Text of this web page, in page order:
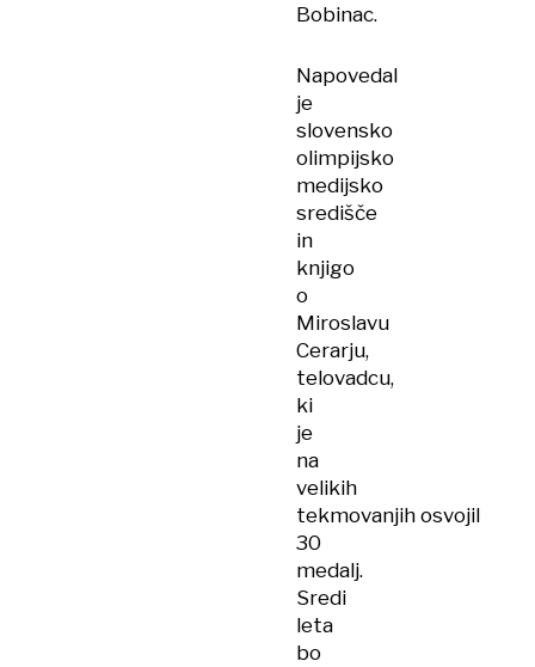
Bobinac.
Napovedal
je
slovensko
olimpijsko
medijsko
središče
in
knjigo
o
Miroslavu
Cerarju,
telovadcu,
ki
je
na
velikih
tekmovanjih osvojil
30
medalj.
Sredi
leta
bo